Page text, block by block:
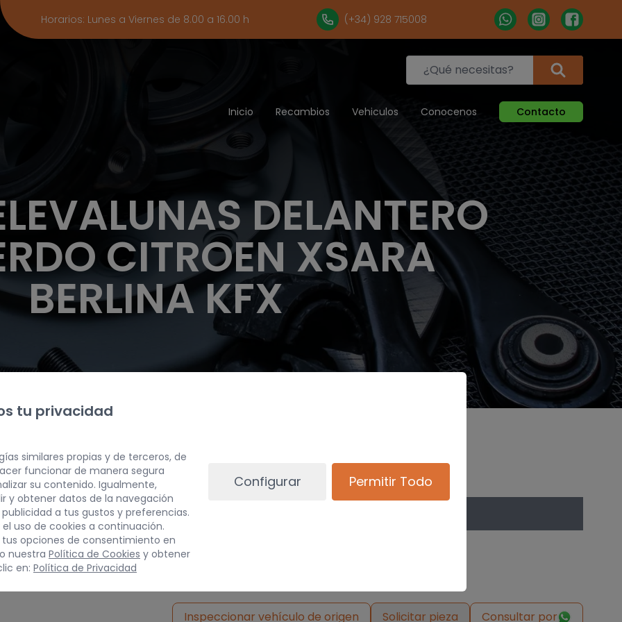
Horarios: Lunes a Viernes de 8.00 a 16.00 h (+34) 928 715008
Inicio Recambios Vehiculos Conocenos Contacto
DELANTERO
CITROEN XSARA
BERLINA KFX
Inspeccionar vehículo de origen Solicitar pieza Consultar por
tu privacidad
similares propias y de terceros, de
funcionar de manera segura
su contenido. Igualmente,
y obtener datos de la navegación
a tus gustos y preferencias.
uso de cookies a continuación.
opciones de consentimiento en
nuestra Política de Cookies y obtener
en: Política de Privacidad
Configurar Permitir Todo